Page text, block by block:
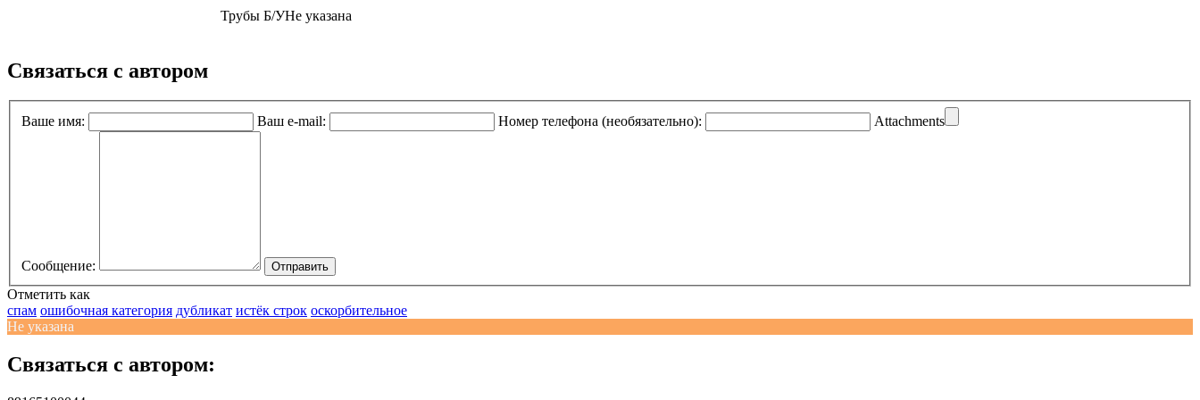
Трубы Б/УНе указана
Связаться с автором
Ваше имя: Ваш e-mail: Номер телефона (необязательно): Attachments
Сообщение: Отправить
Отметить как
спам ошибочная категория дубликат истёк строк оскорбительное
Не указана
Связаться с автором: